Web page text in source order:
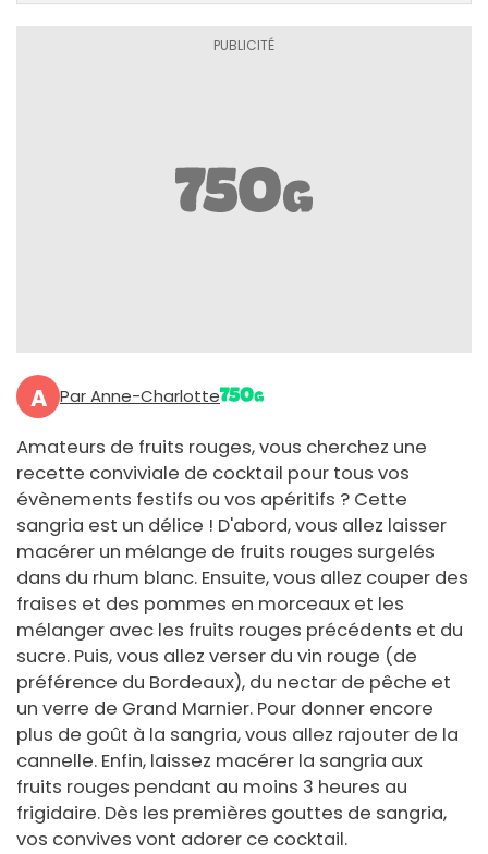
A Par Anne-Charlotte
Amateurs de fruits rouges, vous cherchez une
recette conviviale de cocktail pour tous vos
évènements festifs ou vos apéritifs ? Cette
sangria est un délice ! D'abord, vous allez laisser
macérer un mélange de fruits rouges surgelés
dans du rhum blanc. Ensuite, vous allez couper des
fraises et des pommes en morceaux et les
mélanger avec les fruits rouges précédents et du
sucre. Puis, vous allez verser du vin rouge (de
préférence du Bordeaux), du nectar de pêche et
un verre de Grand Marnier. Pour donner encore
plus de goût à la sangria, vous allez rajouter de la
cannelle. Enfin, laissez macérer la sangria aux
fruits rouges pendant au moins 3 heures au
frigidaire. Dès les premières gouttes de sangria,
vos convives vont adorer ce cocktail.